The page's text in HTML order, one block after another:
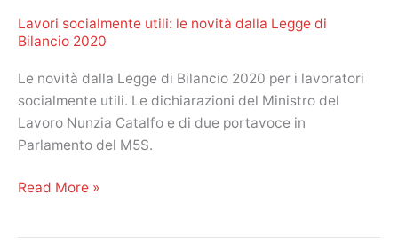
le
dichiarazioni
del
Ministro
Gualtieri
Lavori socialmente utili: le novità dalla Legge di
Bilancio 2020
Le novità dalla Legge di Bilancio 2020 per i lavoratori
socialmente utili. Le dichiarazioni del Ministro del
Lavoro Nunzia Catalfo e di due portavoce in
Parlamento del M5S.
Lavori
Read More »